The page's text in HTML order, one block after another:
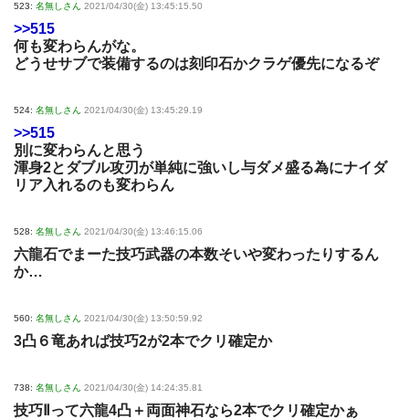
523: 名無しさん 2021/04/30(金) 13:45:15.50
>>515
何も変わらんがな。
どうせサブで装備するのは刻印石かクラゲ優先になるぞ
524: 名無しさん 2021/04/30(金) 13:45:29.19
>>515
別に変わらんと思う
渾身2とダブル攻刃が単純に強いし与ダメ盛る為にナイダ
リア入れるのも変わらん
528: 名無しさん 2021/04/30(金) 13:46:15.06
六龍石でまーた技巧武器の本数そいや変わったりするん
か…
560: 名無しさん 2021/04/30(金) 13:50:59.92
3凸６竜あれば技巧2が2本でクリ確定か
738: 名無しさん 2021/04/30(金) 14:24:35.81
技巧Ⅱって六龍4凸＋両面神石なら2本でクリ確定かぁ